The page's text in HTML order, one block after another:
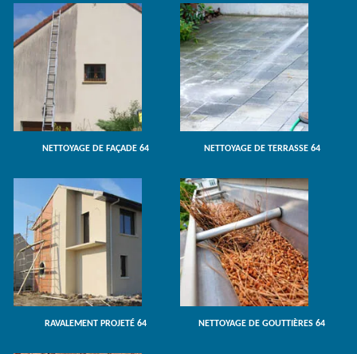
NETTOYAGE DE FAÇADE 64 NETTOYAGE DE TERRASSE 64
RAVALEMENT PROJETÉ 64 NETTOYAGE DE GOUTTIÈRES 64